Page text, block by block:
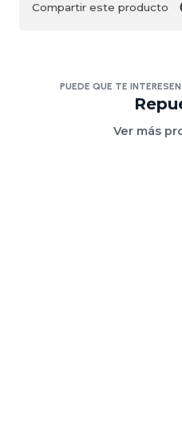
Compartir este producto
PUEDE QUE TE
Ver más